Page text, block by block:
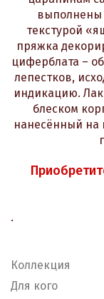
выполнены
текстурой
пряжка
циферблата –
лепестков,
индикацию.
блеском
нанесённый на
.
Коллекция
Для кого